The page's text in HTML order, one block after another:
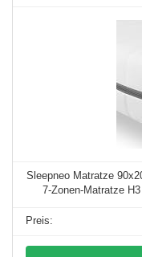
Sleepneo Matratze
7-Zonen-Matratze